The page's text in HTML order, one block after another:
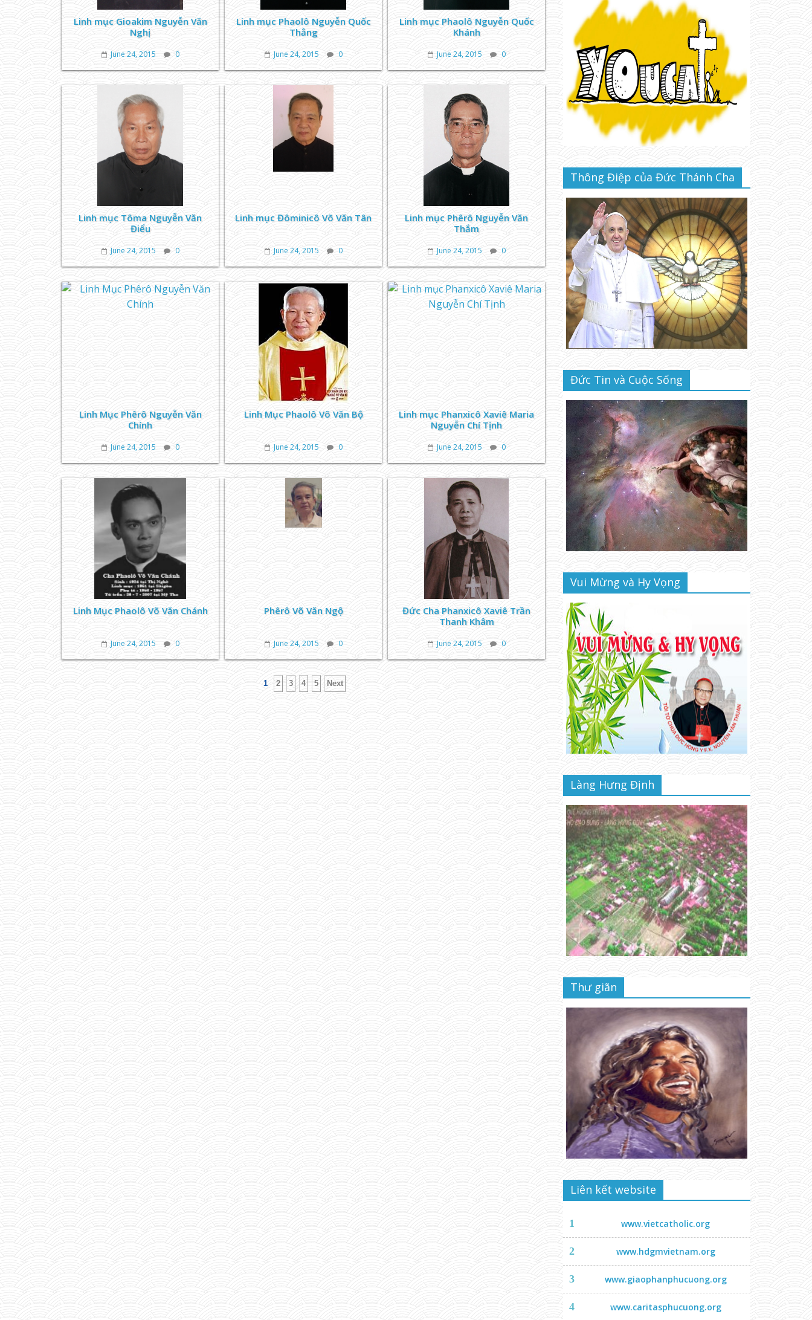
Linh mục Gioakim Nguyễn Văn
Nghị
June 24, 2015 0
Linh mục Phaolô Nguyễn Quốc
Thắng
June 24, 2015 0
Linh mục Phaolô Nguyễn Quốc
Khánh
June 24, 2015 0
Linh mục Tôma Nguyễn Văn
Điểu
June 24, 2015 0
Linh mục Đôminicô Võ Văn Tân
June 24, 2015 0
Linh mục Phêrô Nguyễn Văn
Thắm
June 24, 2015 0
Linh Mục Phêrô Nguyễn Văn
Chính
June 24, 2015 0
Linh Mục Phaolô Võ Văn Bộ
June 24, 2015 0
Linh mục Phanxicô Xaviê Maria
Nguyễn Chí Tịnh
June 24, 2015 0
Linh Mục Phaolô Võ Văn Chánh
June 24, 2015 0
Phêrô Võ Văn Ngộ
June 24, 2015 0
Đức Cha Phanxicô Xaviê Trần
Thanh Khâm
June 24, 2015 0
1 2 3 4 5 Next
Thông Điệp của Đức Thánh Cha
Đức Tin và Cuộc Sống
Vui Mừng và Hy Vọng
Làng Hưng Định
Thư giãn
Liên kết website
1 www.vietcatholic.org
2 www.hdgmvietnam.org
3 www.giaophanphucuong.org
4 www.caritasphucuong.org